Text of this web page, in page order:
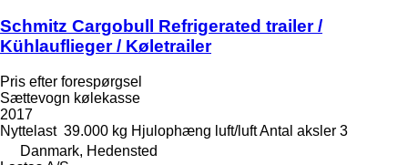
Schmitz Cargobull Refrigerated trailer /
Kühlauflieger / Køletrailer
Pris efter forespørgsel
Sættevogn kølekasse
2017
Nyttelast 39.000 kg Hjulophæng luft/luftAntal aksler 3
Danmark, Hedensted